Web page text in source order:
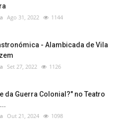
Ago 31, 2022 1144
- Alambicada de Vila
Set 27, 2022 1126
da Guerra Colonial?" no Teatro
Out 21, 2024 1098